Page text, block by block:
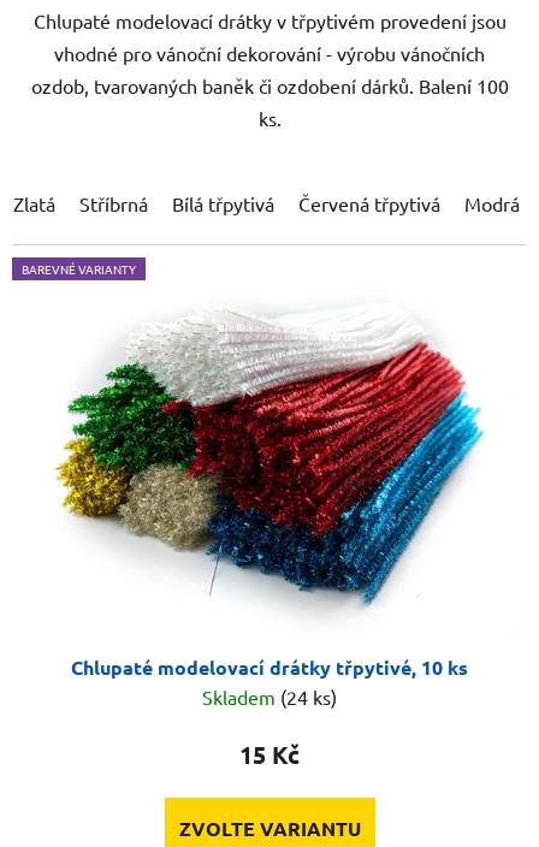
Chlupaté modelovací drátky v třpytivém provedení jsou
vhodné pro vánoční dekorování - výrobu vánočních
ozdob, tvarovaných baněk či ozdobení dárků. Balení 100
ks.
Zlatá Stříbrná Bílá třpytivá Červená třpytivá Modrá
BAREVNÉ VARIANTY
Chlupaté modelovací drátky třpytivé, 10 ks
Skladem (24 ks)
15 Kč
ZVOLTE VARIANTU